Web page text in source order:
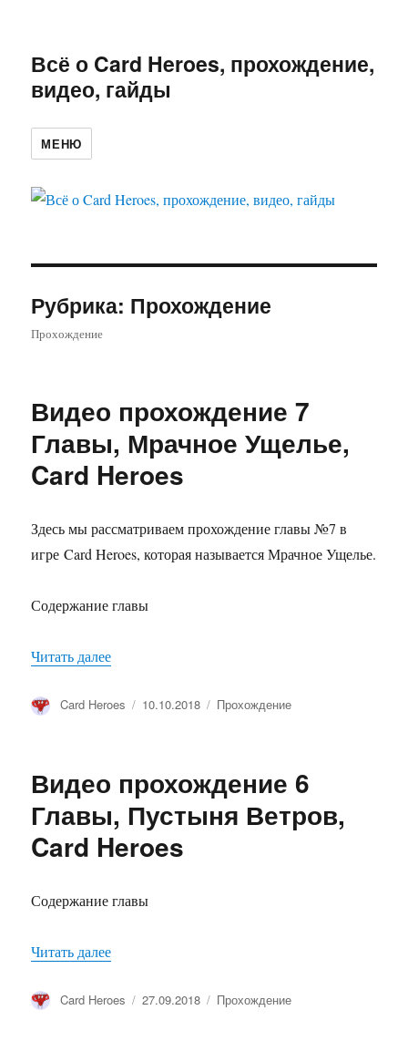
Всё о Card Heroes, прохождение,
видео, гайды
МЕНЮ
Рубрика: Прохождение
Прохождение
Видео прохождение 7
Главы, Мрачное Ущелье,
Card Heroes
Здесь мы рассматриваем прохождение главы №7 в
игре Card Heroes, которая называется Мрачное Ущелье.
Содержание главы
Читать далее
Автор
Card Heroes Опубликовано
10.10.2018 Рубрики
Прохождение
Видео прохождение 6
Главы, Пустыня Ветров,
Card Heroes
Содержание главы
Читать далее
Автор
Card Heroes Опубликовано
27.09.2018 Рубрики
Прохождение